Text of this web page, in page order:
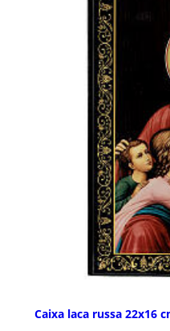
Caixa laca russa 22x16